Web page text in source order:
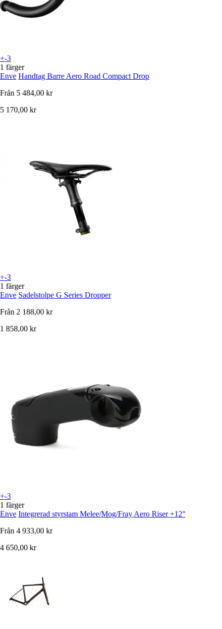
+-3
1 färger
Enve Handtag Barre Aero Road Compact Drop
Från 5 484,00 kr
5 170,00 kr
+-3
1 färger
Enve Sadelstolpe G Series Dropper
Från 2 188,00 kr
1 858,00 kr
+-3
1 färger
Enve Integrerad styrstam Melee/Mog/Fray Aero Riser +12°
Från 4 933,00 kr
4 650,00 kr